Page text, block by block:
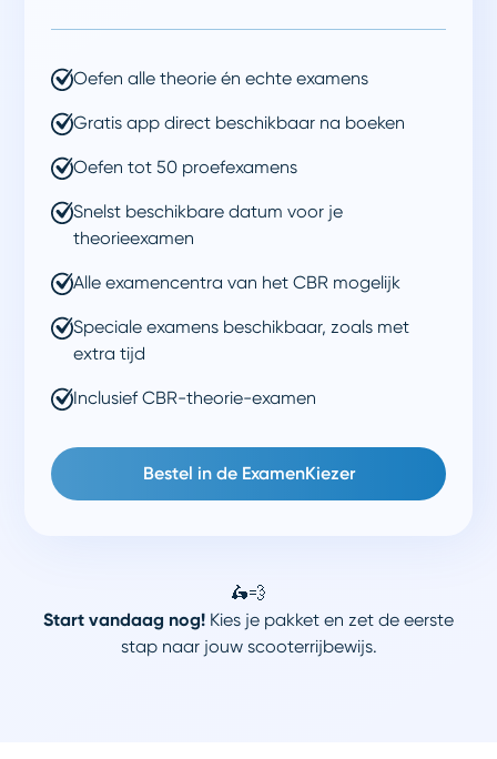
Oefen alle theorie én echte examens
Gratis app direct beschikbaar na boeken
Oefen tot 50 proefexamens
Snelst beschikbare datum voor je
theorieexamen
Alle examencentra van het CBR mogelijk
Speciale examens beschikbaar, zoals met
extra tijd
Inclusief CBR-theorie-examen
Bestel in de ExamenKiezer
🛵💨
Start vandaag nog! Kies je pakket en zet de eerste
stap naar jouw scooterrijbewijs.